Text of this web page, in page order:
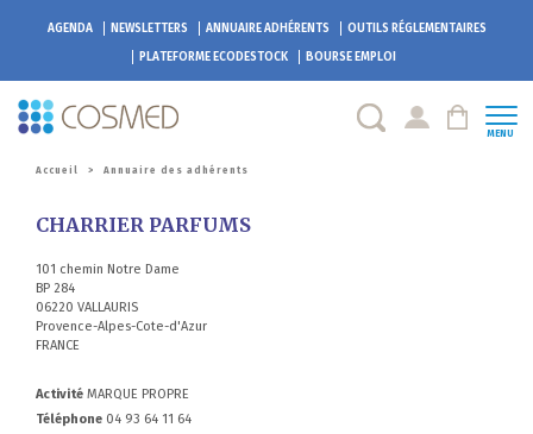
AGENDA NEWSLETTERS ANNUAIRE ADHÉRENTS
OUTILS RÉGLEMENTAIRES
PLATEFORMEECODESTOCK BOURSE EMPLOI
MENU
Accueil > Annuaire des adhérents
CHARRIER PARFUMS
101 chemin Notre Dame
BP 284
06220 VALLAURIS
Provence-Alpes-Cote-d'Azur
FRANCE
Activité MARQUE PROPRE
Téléphone 04 93 64 11 64